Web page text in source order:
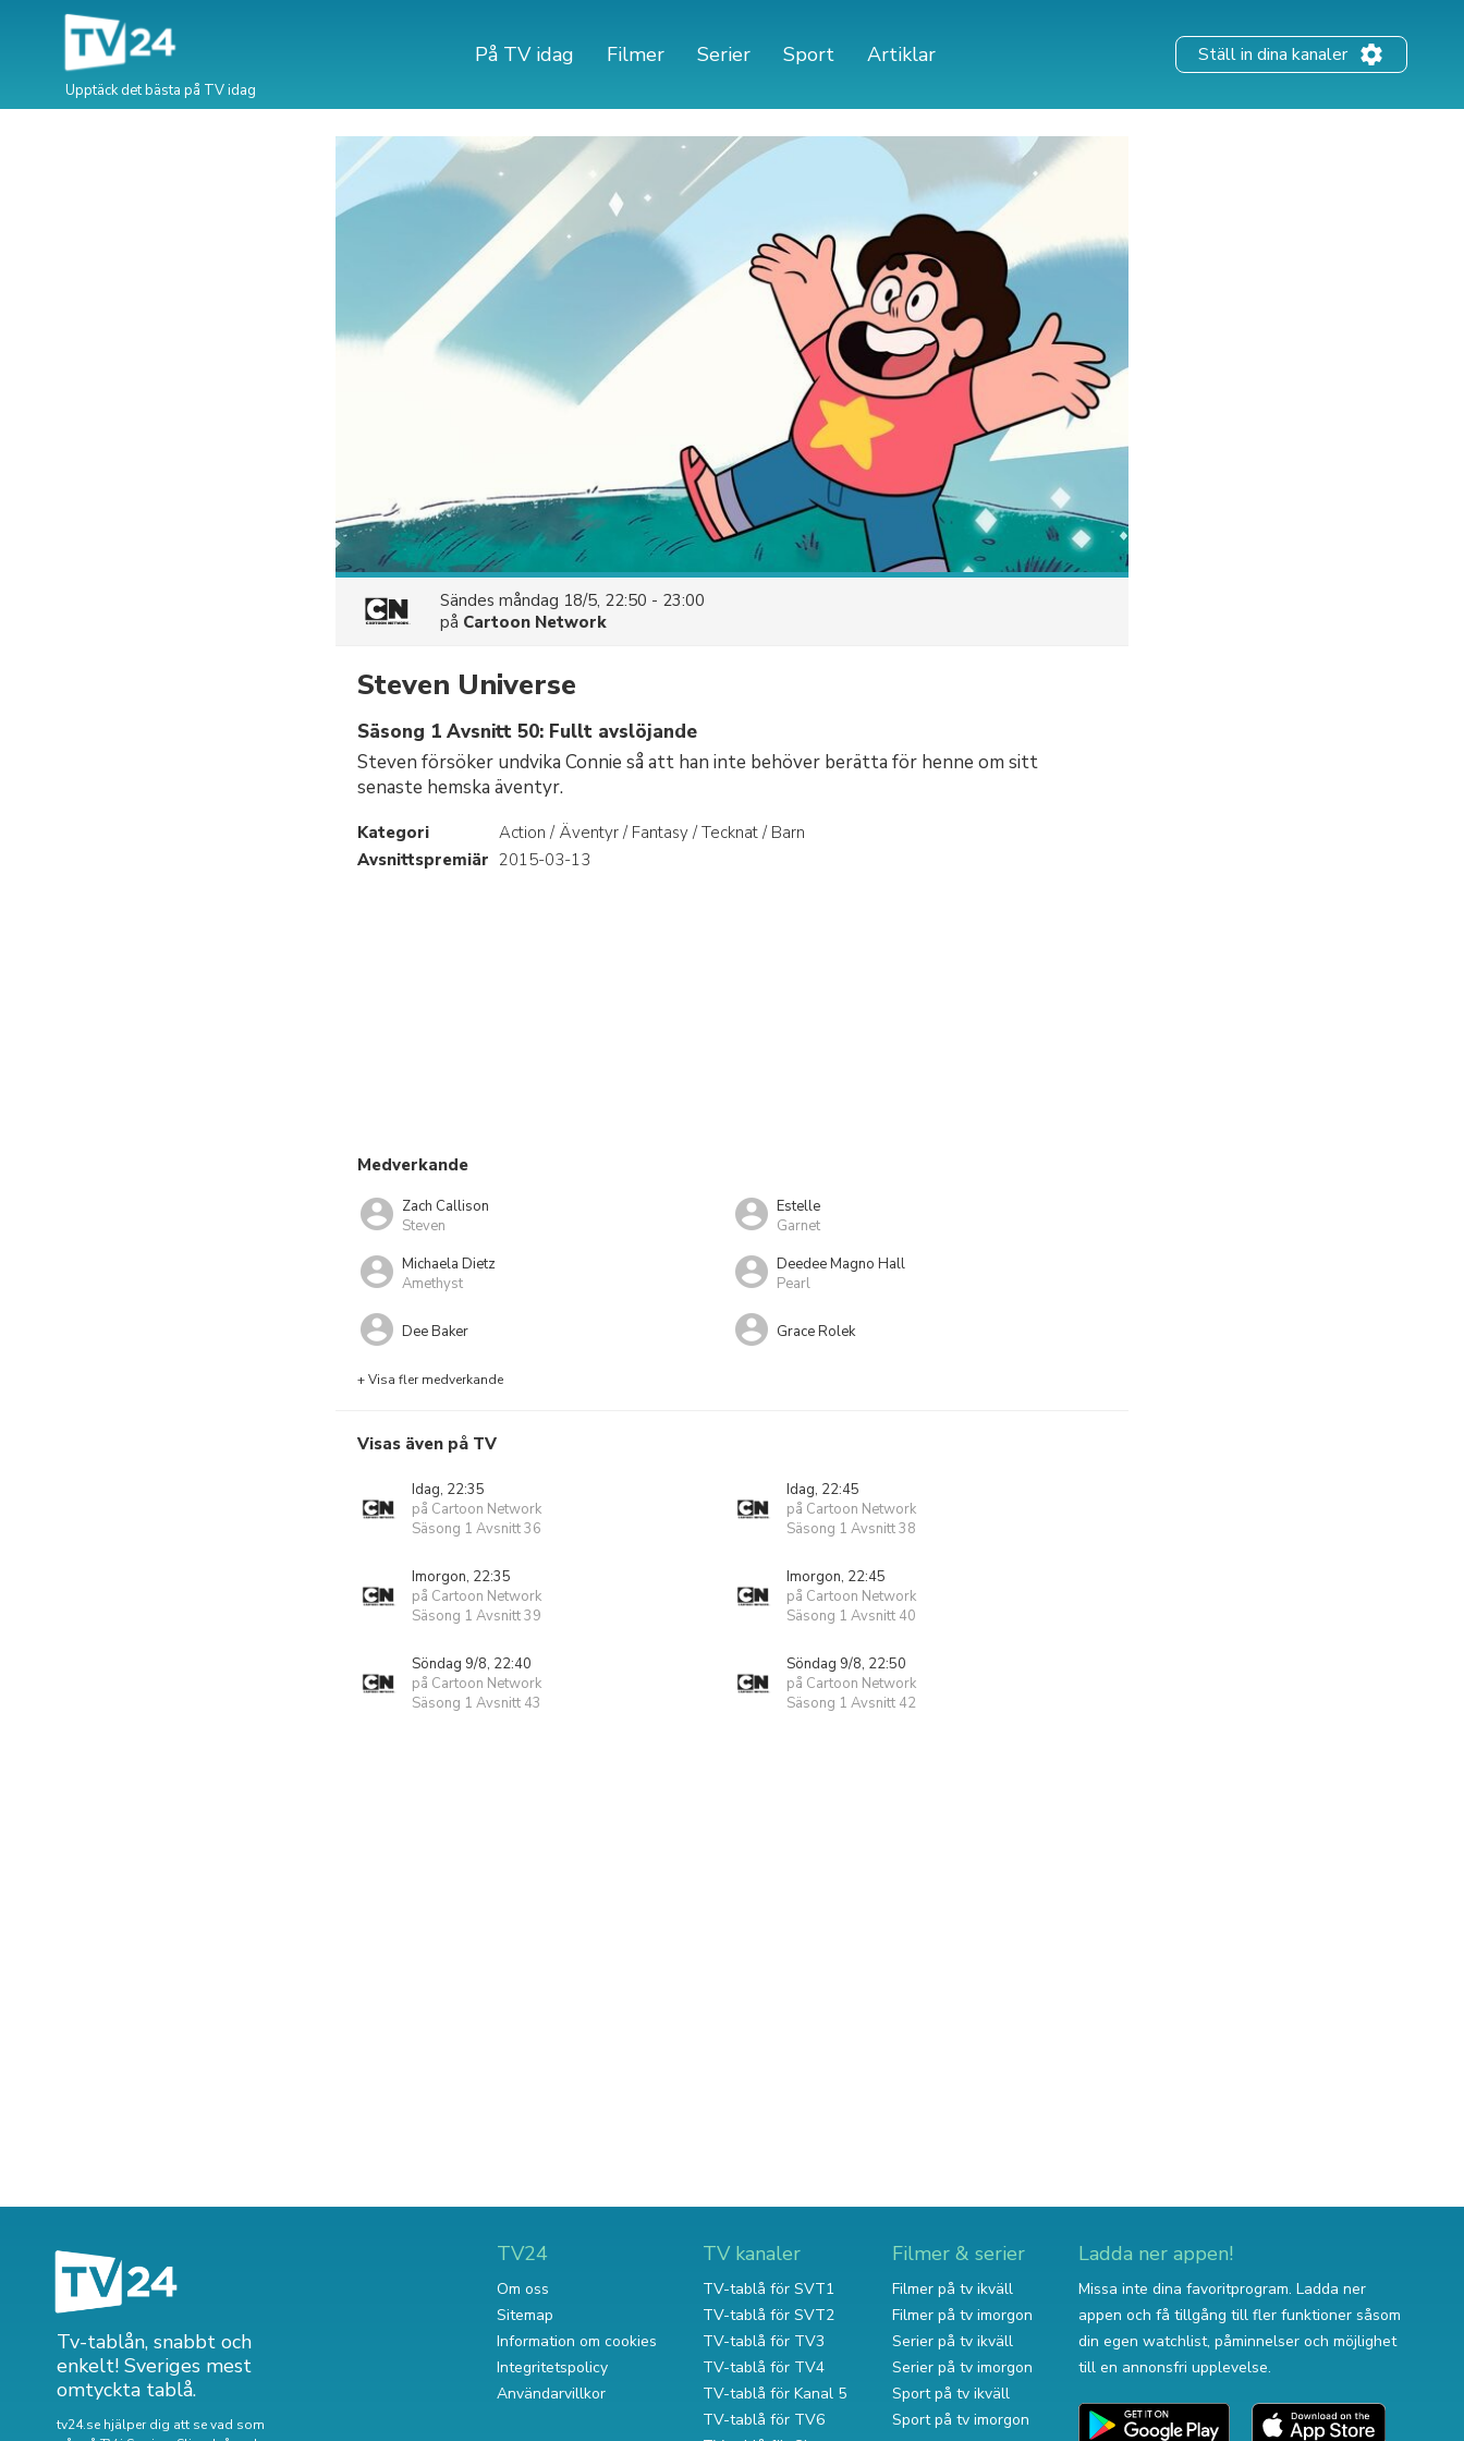
Upptäck det bästa på TV idag
På TV idag Filmer Serier Sport Artiklar Ställ in dina kanaler
Sändes måndag 18/5, 22:50 - 23:00
på Cartoon Network
Steven Universe
Säsong 1 Avsnitt 50: Fullt avslöjande
Steven försöker undvika Connie så att han inte behöver berätta för henne om sitt
senaste hemska äventyr.
Kategori
Action / Äventyr / Fantasy / Tecknat / Barn
Avsnittspremiär 2015-03-13
Medverkande
Zach Callison
Steven
Estelle
Garnet
Michaela Dietz
Amethyst
Deedee Magno Hall
Pearl
Dee Baker Grace Rolek
+ Visa fler medverkande
Visas även på TV
Idag, 22:35
på Cartoon Network
Säsong 1 Avsnitt 36
Idag, 22:45
på Cartoon Network
Säsong 1 Avsnitt 38
Imorgon, 22:35
på Cartoon Network
Säsong 1 Avsnitt 39
Imorgon, 22:45
på Cartoon Network
Säsong 1 Avsnitt 40
Söndag 9/8, 22:40
på Cartoon Network
Säsong 1 Avsnitt 43
Söndag 9/8, 22:50
på Cartoon Network
Säsong 1 Avsnitt 42
Tv-tablån, snabbt och
enkelt! Sveriges mest
omtyckta tablå.
tv24.se hjälper dig att se vad som
TV24
Om oss
Sitemap
Information om cookies
Integritetspolicy
Användarvillkor
TV kanaler
TV-tablå för SVT1
TV-tablå för SVT2
TV-tablå för TV3
TV-tablå för TV4
TV-tablå för Kanal 5
TV-tablå för TV6
Filmer & serier
Filmer på tv ikväll
Filmer på tv imorgon
Serier på tv ikväll
Serier på tv imorgon
Sport på tv ikväll
Sport på tv imorgon
Ladda ner appen!
Missa inte dina favoritprogram. Ladda ner
appen och få tillgång till fler funktioner såsom
din egen watchlist, påminnelser och möjlighet
till en annonsfri upplevelse.